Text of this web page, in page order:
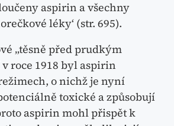
aspirin a všechny
léky‘ (str. 695).
„těsně před prudkým
roce 1918 byl aspirin
o nichž je nyní
toxické a způsobují
aspirin mohl přispět k